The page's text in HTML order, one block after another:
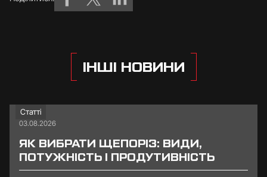
ІНШІ НОВИНИ
Статті
03.08.2026
ЯК ВИБРАТИ ЩЕПОРІЗ: ВИДИ,
ПОТУЖНІСТЬ І ПРОДУТИВНІСТЬ